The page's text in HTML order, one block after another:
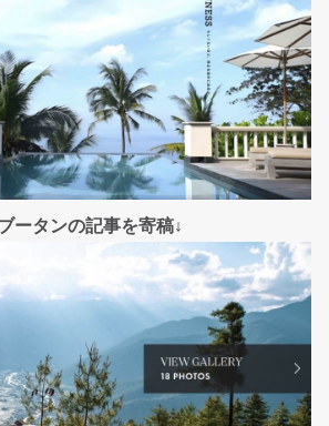
ータンの記事を寄稿↓